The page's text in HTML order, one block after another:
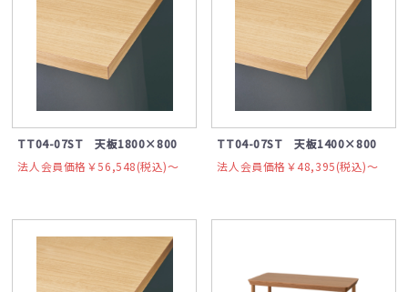
TT04-07ST 天板1800×800
法人会員価格￥56,548(税込)〜
TT04-07ST 天板1400×800
法人会員価格￥48,395(税込)〜